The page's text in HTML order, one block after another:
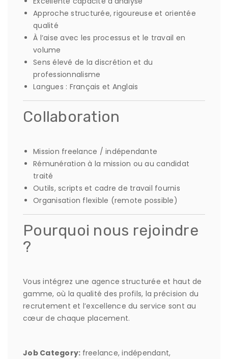
Approche structurée, rigoureuse et orientée
qualité
À l’aise avec les processus et le travail en
volume
Sens élevé de la discrétion et du
professionnalisme
Langues : Français et Anglais
Collaboration
Mission freelance / indépendante
Rémunération à la mission ou au candidat
traité
Outils, scripts et cadre de travail fournis
Organisation flexible (remote possible)
Pourquoi nous rejoindre
?
Vous intégrez une agence structurée et haut de
gamme, où la qualité des profils, la précision du
recrutement et l’excellence du service sont au
cœur de chaque placement.
Job Category: freelance indépendant